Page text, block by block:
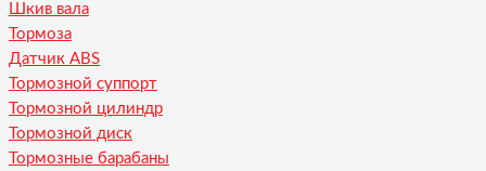
Шкив вала
Тормоза
Датчик ABS
Тормозной суппорт
Тормозной цилиндр
Тормозной диск
Тормозные барабаны